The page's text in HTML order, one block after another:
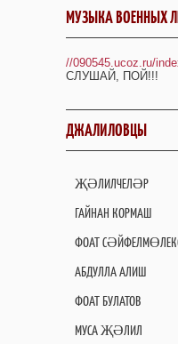
МУЗЫКА ВОЕННЫХ
//090545.ucoz.ru/
СЛУШАЙ, ПОЙ!!!
ДЖАЛИЛОВЦЫ
ҖӘЛИЛЧЕЛӘР
ГАЙНАН КОРМАШ
ФОАТ
АБДУЛЛА АЛИШ
ФОАТ БУЛАТОВ
МУСА ҖӘЛИЛ